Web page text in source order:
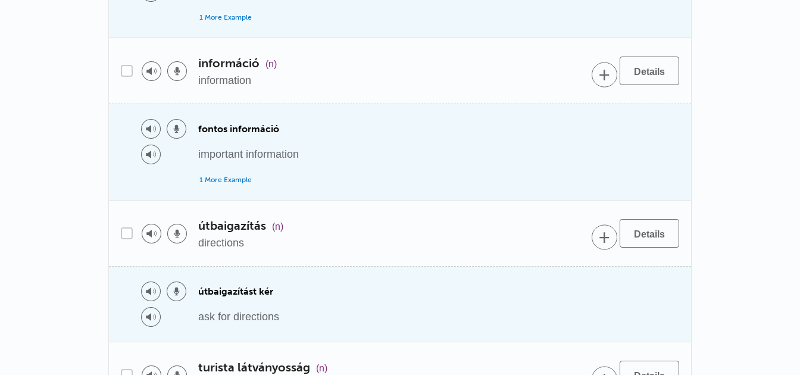
1 More Example
információ (n)
information
fontos információ
important information
1 More Example
útbaigazítás (n)
directions
útbaigazítást kér
ask for directions
turista látványosság (n)